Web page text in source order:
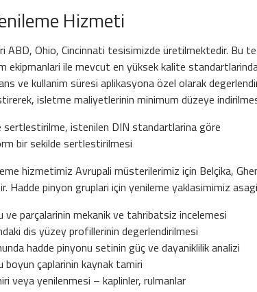
Hizmeti
ABD, Ohio, Cincinnati tesisimizde üretilmektedir. Bu
ekipmanlari ile mevcut en yüksek kalite
ve kullanim süresi aplikasyona özel olarak
isletme maliyetlerinin minimum düzeye
sertlestirilme, istenilen DIN standartlarina göre
bir sekilde sertlestirilmesi
hizmetimiz Avrupali müsterilerimiz için Belçika,
Hadde pinyon gruplari için yenileme yaklasimimiz
ve parçalarinin mekanik ve tahribatsiz incelemesi
dis yüzey profillerinin degerlendirilmesi
hadde pinyonu setinin güç ve dayaniklilik analizi
boyun çaplarinin kaynak tamiri
veya yenilenmesi – kaplinler, rulmanlar